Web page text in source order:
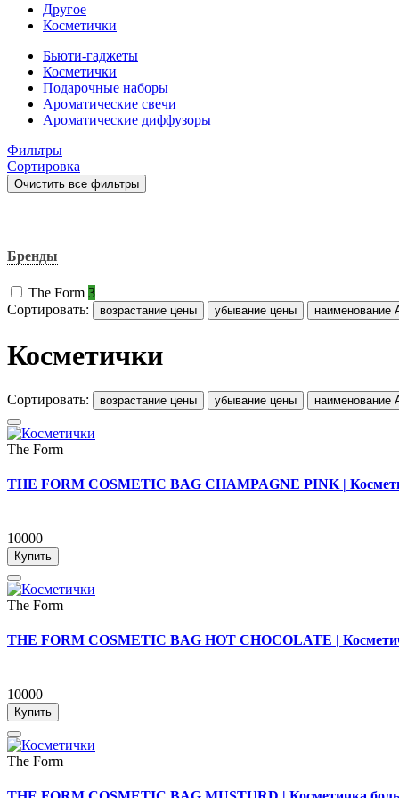
Другое
Косметички
Бьюти-гаджеты
Косметички
Подарочные наборы
Ароматические свечи
Ароматические диффузоры
Фильтры
Сортировка
Очистить все фильтры
Бренды
The Form 3
Сортировать:
возрастание цены убывание цены наименование
Косметички
Сортировать: возрастание цены убывание цены наименование
The Form
THE FORM COSMETIC BAG CHAMPAGNE PINK |
10000
Купить
The Form
THE FORM COSMETIC BAG HOT CHOCOLATE |
10000
Купить
The Form